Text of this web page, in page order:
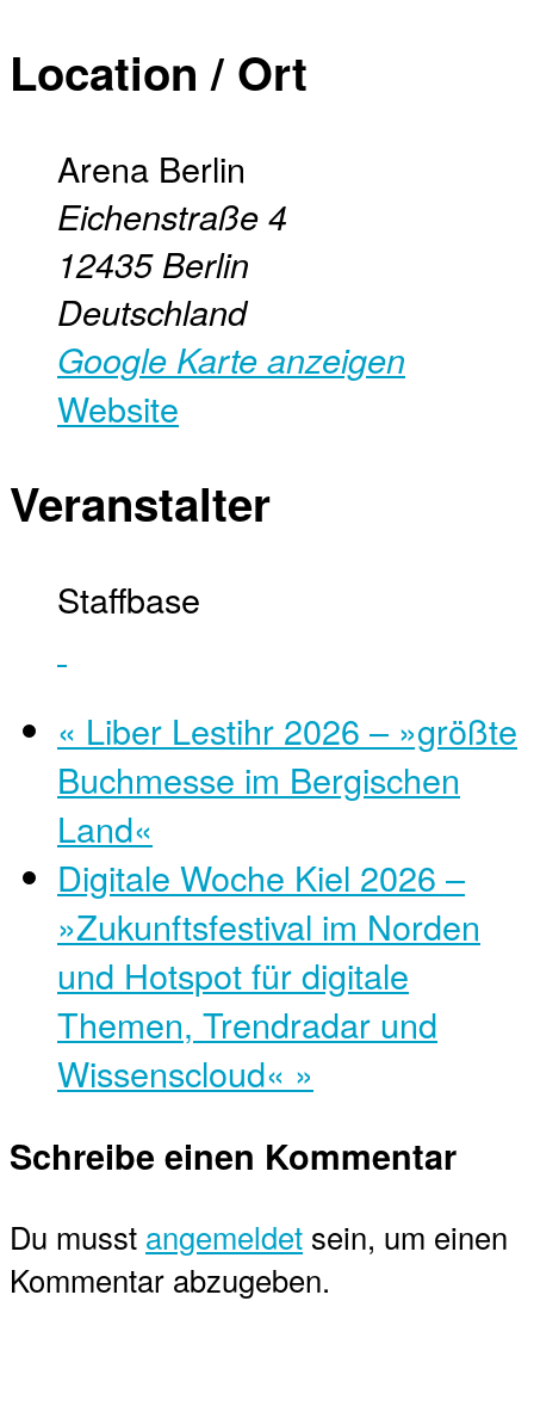
Location / Ort
Arena Berlin
Eichenstraße 4
12435 Berlin
Deutschland
Google Karte anzeigen
Website
Veranstalter
Staffbase
« Liber Lestihr 2026 – »größte
Buchmesse im Bergischen
Land«
Digitale Woche Kiel 2026 –
»Zukunftsfestival im Norden
und Hotspot für digitale
Themen, Trendradar und
Wissenscloud« »
Schreibe einen Kommentar
Du musst angemeldet sein, um einen
Kommentar abzugeben.